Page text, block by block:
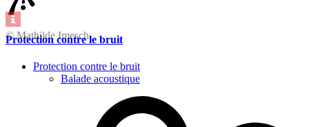
© Mathilde Imesch
Protection contre le bruit
Protection contre le bruit
Balade acoustique